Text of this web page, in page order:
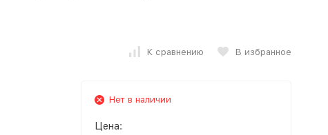
К сравнению В избранное
Нет в наличии
Цена: